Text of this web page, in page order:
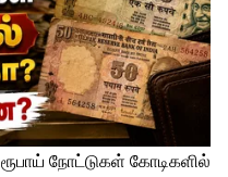
விபத்தா
ஏதேனும்
என்ற
விசாரணை